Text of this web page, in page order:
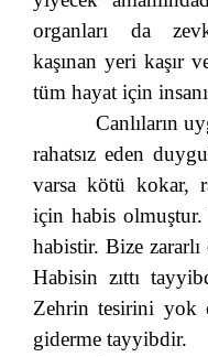
organları da
kaşınan yeri kaşır
tüm hayat için
Canlıların
rahatsız eden
varsa kötü kokar,
için habis
habistir. Bize
Habisin zıttı
Zehrin tesirini yok
giderme tayyibdir.